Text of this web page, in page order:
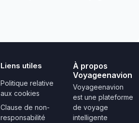
Liens utiles
Politique relative
aux cookies
Clause de non-
responsabilité
À propos
Voyageenavion
Voyageenavion
est une plateforme
de voyage
intelligente